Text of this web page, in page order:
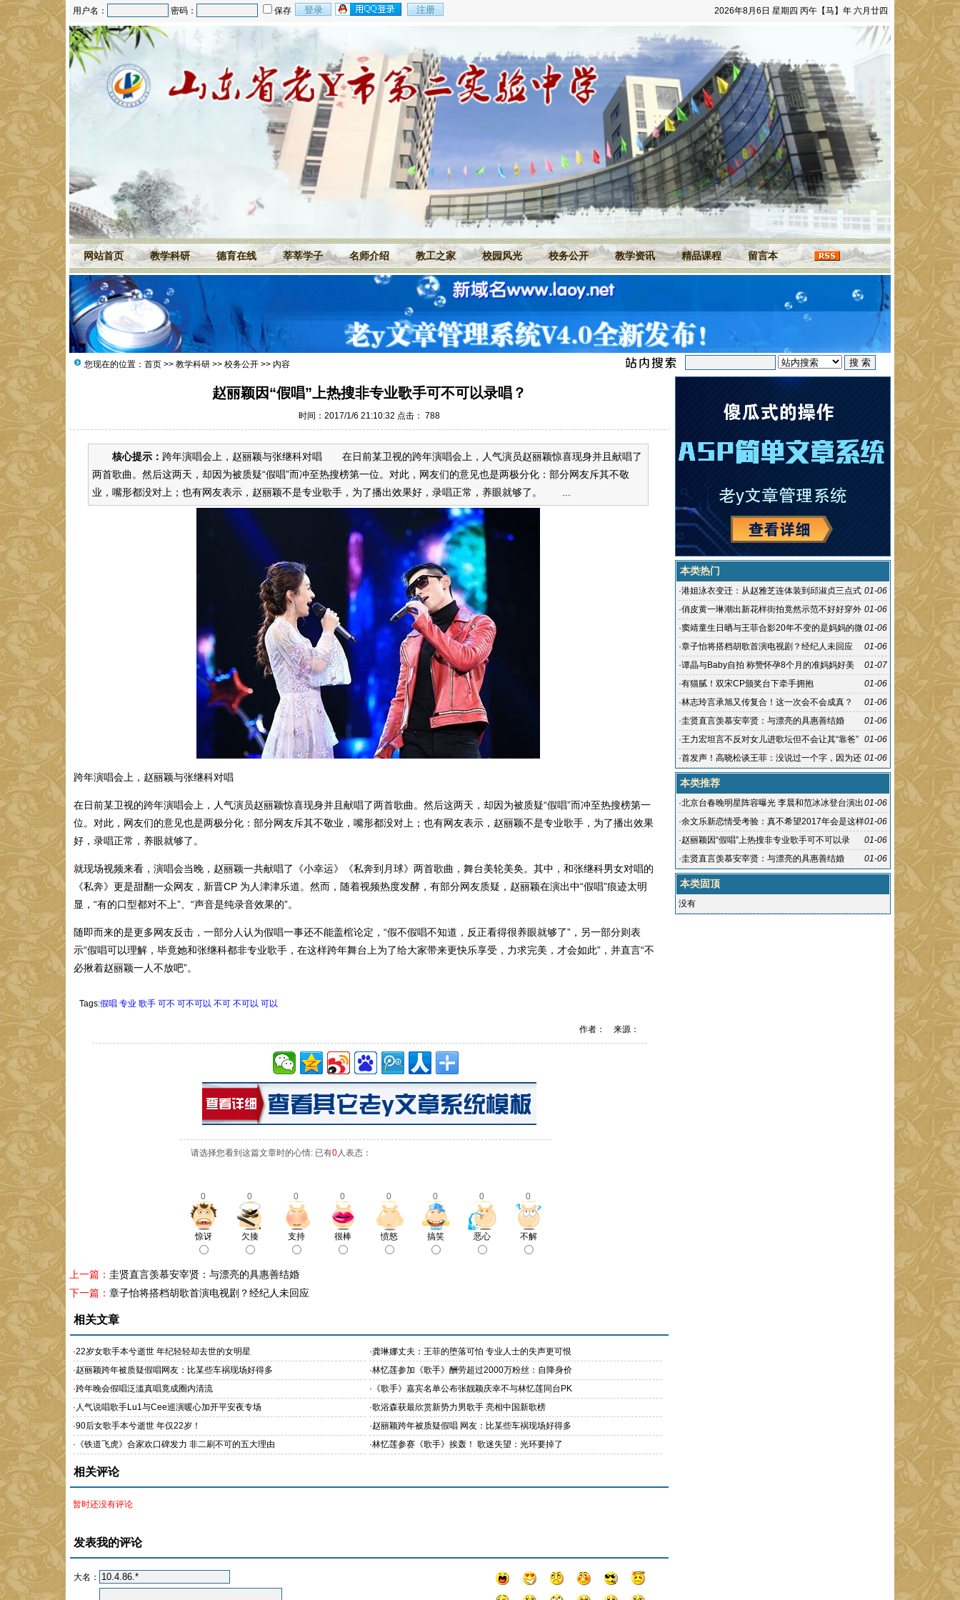
2026年8月6日 星期四 丙午【马】年 六月廿四
用户名： 密码： 保存
网站首页 教学科研 德育在线 莘莘学子 名师介绍 教工之家 校园风光 校务公开 教学资讯 精品课程 留言本
您现在的位置： 首页 >> 教学科研 >> 校务公开 >> 内容
赵丽颖因“假唱”上热搜非专业歌手可不可以录唱？
时间：2017/1/6 21:10:32 点击： 788
核心提示： 跨年演唱会上，赵丽颖与张继科对唱 在日前某卫视的跨年演唱会上，人气演员赵丽颖惊喜现身并且献唱了
两首歌曲。然后这两天，却因为被质疑“假唱”而冲至热搜榜第一位。对此，网友们的意见也是两极分化：部分网友斥其不敬
业，嘴形都没对上；也有网友表示，赵丽颖不是专业歌手，为了播出效果好，录唱正常，养眼就够了。 ...
跨年演唱会上，赵丽颖与张继科对唱
在日前某卫视的跨年演唱会上，人气演员赵丽颖惊喜现身并且献唱了两首歌曲。然后这两天，却因为被质疑“假唱”而冲至热搜榜第一
位。对此，网友们的意见也是两极分化：部分网友斥其不敬业，嘴形都没对上；也有网友表示，赵丽颖不是专业歌手，为了播出效果
好，录唱正常，养眼就够了。
就现场视频来看，演唱会当晚，赵丽颖一共献唱了《小幸运》《私奔到月球》两首歌曲，舞台美轮美奂。其中，和张继科男女对唱的
《私奔》更是甜翻一众网友，新晋CP 为人津津乐道。然而，随着视频热度发酵，有部分网友质疑，赵丽颖在演出中“假唱”痕迹太明
显，“有的口型都对不上”、“声音是纯录音效果的”。
随即而来的是更多网友反击，一部分人认为假唱一事还不能盖棺论定，“假不假唱不知道，反正看得很养眼就够了”，另一部分则表
示“假唱可以理解，毕竟她和张继科都非专业歌手，在这样跨年舞台上为了给大家带来更快乐享受，力求完美，才会如此”，并直言“不
必揪着赵丽颖一人不放吧”。
Tags:假唱 专业 歌手 可不 可不可以 不可 不可以 可以
作者： 来源：
请选择您看到这篇文章时的心情: 已有0 人表态：
0 0 0 0 0 0 0 0
惊讶 欠揍 支持 很棒 愤怒 搞笑 恶心 不解
上一篇： 圭贤直言羡慕安宰贤：与漂亮的具惠善结婚
下一篇： 章子怡将搭档胡歌首演电视剧？经纪人未回应
相关文章
·22岁女歌手本兮逝世 年纪轻轻却去世的女明星 ·龚琳娜丈夫：王菲的堕落可怕 专业人士的失声更可恨
·赵丽颖跨年被质疑假唱网友：比某些车祸现场好得多 ·林忆莲参加《歌手》酬劳超过2000万粉丝：自降身价
·跨年晚会假唱泛滥真唱竟成圈内清流 · 《歌手》嘉宾名单公布张靓颖庆幸不与林忆莲同台PK
· 人气说唱歌手Lu1与Cee巡演暖心加开平安夜专场 ·歌浴森获最欣赏新势力男歌手 亮相中国新歌榜
·90后女歌手本兮逝世 年仅22岁！ ·赵丽颖跨年被质疑假唱 网友：比某些车祸现场好得多
· 《铁道飞虎》合家欢口碑发力 非二刷不可的五大理由 ·林忆莲参赛《歌手》挨轰！ 歌迷失望：光环要掉了
相关评论
暂时还没有评论
发表我的评论
大名：
本类热门
01-06
·港姐泳衣变迁：从赵雅芝连体装到邱淑贞三点式
01-06
·俏皮黄一琳潮出新花样街拍竟然示范不好好穿外
套
01-06
·窦靖童生日晒与王菲合影20年不变的是妈妈的微
笑(图)
01-06
·章子怡将搭档胡歌首演电视剧？经纪人未回应
01-07
·谭晶与Baby自拍 称赞怀孕8个月的准妈妈好美
01-06
·有猫腻！双宋CP颁奖台下牵手拥抱
01-06
·林志玲言承旭又传复合！这一次会不会成真？
01-06
·圭贤直言羡慕安宰贤：与漂亮的具惠善结婚
01-06
·王力宏坦言不反对女儿进歌坛但不会让其“靠爸”
01-06
·首发声！高晓松谈王菲：没说过一个字，因为还
没看
本类推荐
01-06
·北京台春晚明星阵容曝光 李晨和范冰冰登台演出
01-06
·余文乐新恋情受考验：真不希望2017年会是这样
的开始
01-06
·赵丽颖因“假唱”上热搜非专业歌手可不可以录
唱？
01-06
·圭贤直言羡慕安宰贤：与漂亮的具惠善结婚
本类固顶
没有